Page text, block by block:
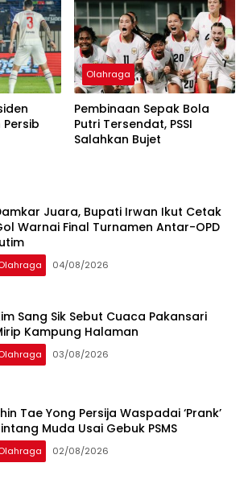
Olahraga
Pembinaan Sepak Bola
Putri Tersendat, PSSI
Salahkan Bujet
Juara, Bupati Irwan Ikut Cetak
Warnai Final Turnamen Antar-OPD
04/08/2026
Sang Sik Sebut Cuaca Pakansari
Kampung Halaman
03/08/2026
Tae Yong Persija Waspadai ‘Prank’
Muda Usai Gebuk PSMS
02/08/2026